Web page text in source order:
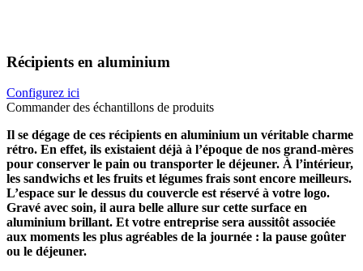
Récipients en aluminium
Configurez ici
Commander des échantillons de produits
Il se dégage de ces récipients en aluminium un véritable charme
rétro. En effet, ils existaient déjà à l’époque de nos grand-mères
pour conserver le pain ou transporter le déjeuner. À l’intérieur,
les sandwichs et les fruits et légumes frais sont encore meilleurs.
L’espace sur le dessus du couvercle est réservé à votre logo.
Gravé avec soin, il aura belle allure sur cette surface en
aluminium brillant. Et votre entreprise sera aussitôt associée
aux moments les plus agréables de la journée : la pause goûter
ou le déjeuner.